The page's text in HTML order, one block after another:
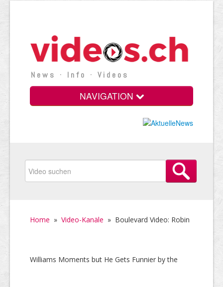
News · Info · Videos
NAVIGATION
Home » Video-Kanäle » Boulevard Video: Robin
Williams Moments but He Gets Funnier by the